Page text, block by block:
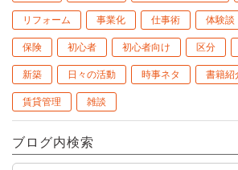
リフォーム 事業化 仕事術 体験談
保険 初心者 初心者向け 区分
新築 日々の活動 時事ネタ 書籍紹
賃貸管理 雑談
ブログ内検索